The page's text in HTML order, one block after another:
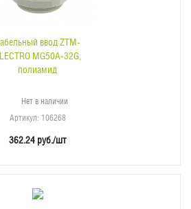
ввод ZTM-
MG50A-32G,
полиамид
Нет в наличии
Артикул: 106268
362.24 руб./шт